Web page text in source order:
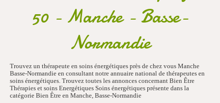
50 - Manche - Basse-
Normandie
Trouvez un thérapeute en soins énergétiques près de chez vous Manche
Basse-Normandie en consultant notre annuaire national de thérapeutes en
soins énergétiques. Trouvez toutes les annonces concernant Bien Être
Thérapies et soins Energétiques Soins énergétiques présente dans la
catégorie Bien Être en Manche, Basse-Normandie